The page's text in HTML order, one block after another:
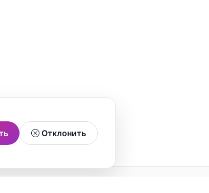
Отклонить